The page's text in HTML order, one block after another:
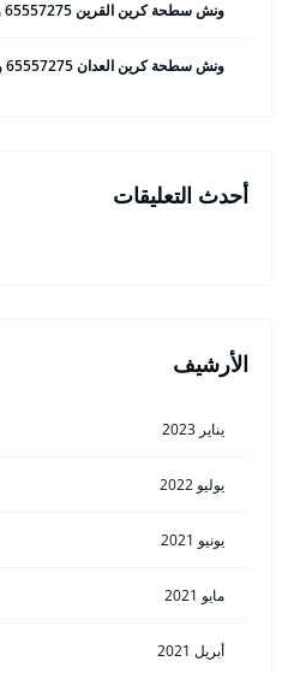
ونش سطحة كرين القرين 65557275 ونش سحب وانقاذ سيارات
ونش سطحة كرين العدان 65557275 ونش سحب وانقاذ سيارات
أحدث التعليقات
الأرشيف
يناير 2023
يوليو 2022
يونيو 2021
مايو 2021
أبريل 2021